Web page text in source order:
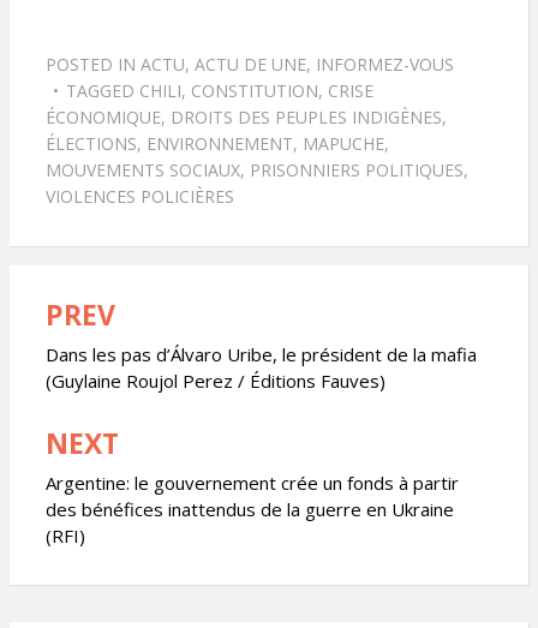
POSTED IN ACTU, ACTU DE UNE, INFORMEZ-VOUS
TAGGED CHILI, CONSTITUTION, CRISE
ÉCONOMIQUE, DROITS DES PEUPLES INDIGÈNES,
ÉLECTIONS, ENVIRONNEMENT, MAPUCHE,
MOUVEMENTS SOCIAUX, PRISONNIERS POLITIQUES,
VIOLENCES POLICIÈRES
Navigation
de
l’article
PREV
Dans les pas d’Álvaro Uribe, le président de la mafia
(Guylaine Roujol Perez / Éditions Fauves)
NEXT
Argentine: le gouvernement crée un fonds à partir
des bénéfices inattendus de la guerre en Ukraine
(RFI)